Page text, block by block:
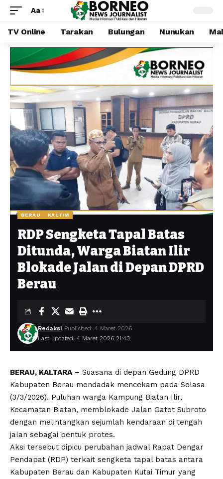
Aa
TV Online Tarakan Bulungan Nunukan
BERAU KALTIM
RDP Sengketa Tapal Batas
Ditunda, Warga Biatan Ilir
Blokade Jalan di Depan DPRD
Berau
Last updated: 4 Maret 2026 21:43
Redaksi Published: 4 Maret 2026
BERAU, KALTARA – Suasana di depan Gedung DPRD
Kabupaten Berau mendadak mencekam pada Selasa
(3/3/2026). Puluhan warga Kampung Biatan Ilir,
Kecamatan Biatan, memblokade Jalan Gatot Subroto
dengan melintangkan sejumlah kendaraan di tengah
jalan sebagai bentuk protes.
Aksi tersebut dipicu perubahan jadwal Rapat Dengar
Pendapat (RDP) terkait sengketa tapal batas antara
Kabupaten Berau dan Kabupaten Kutai Timur yang